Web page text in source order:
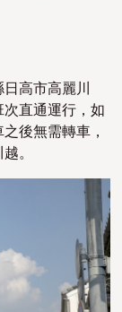
高市高麗川
直通運行，如
後無需轉車，
。